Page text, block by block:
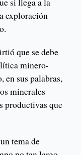
exploración
que se debe
minero-
en sus palabras,
minerales
productivas que
tema de